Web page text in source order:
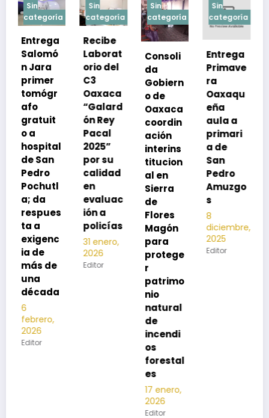
Sin
categoría
Recibe
Laborat
orio del
C3
Oaxaca
“Galard
ón Rey
Pacal
2025”
por su
calidad
en
evaluac
ión a
policías
31 enero,
2026
Editor
Sin
categoría
Consoli
da
Gobiern
o de
Oaxaca
coordin
ación
interins
titucion
al en
Sierra
de
Flores
Magón
para
protege
r
Sin
categoría
Entrega
Primave
ra
Oaxaqu
eña
aula a
primari
a de
San
Pedro
Amuzgo
s
8
diciembre,
2025
Editor
Sin
categoría
Exhorta
SSO a
vacuna
rse de
neumoc
oco
para
preveni
r la
neumon
ía
13
noviembre,
2025
Editor